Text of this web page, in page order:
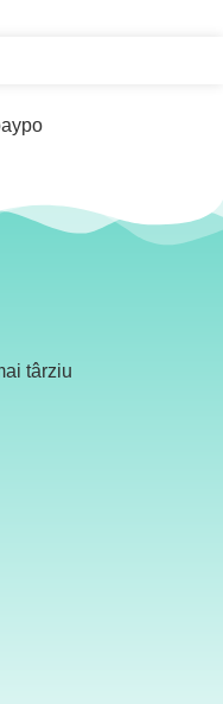
târziu